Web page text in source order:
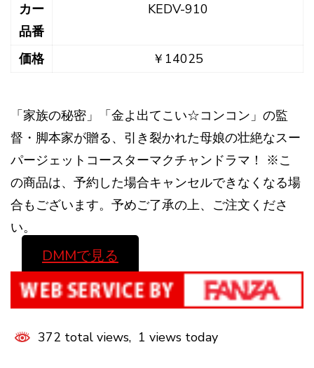
カー
品番
KEDV-910
価格 ￥14025
「家族の秘密」「金よ出てこい☆コンコン」の監
督・脚本家が贈る、引き裂かれた母娘の壮絶なスー
パージェットコースターマクチャンドラマ！ ※こ
の商品は、予約した場合キャンセルできなくなる場
合もございます。予めご了承の上、ご注文くださ
い。
DMMで見る
372 total views, 1 views today